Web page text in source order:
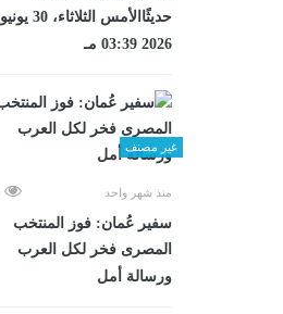
حديثًاالأمس الثلاثاء، 30 يونيو
2026 03:39 مـ
غير مصنف
منذ شهر واحد
سفير عُمان: فوز المنتخب
المصرى فخر لكل العرب
ورسالة أمل